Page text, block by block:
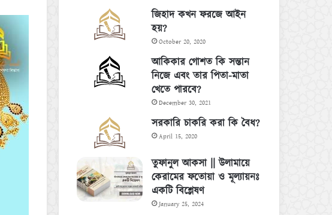
জিহাদ কখন ফরজে আইন
হয়?
October 20, 2020
আকিকার গোশত কি সন্তান
নিজে এবং তার পিতা-মাতা
খেতে পারবে?
December 30, 2021
সরকারি চাকরি করা কি বৈধ?
April 15, 2020
তুফানুল আকসা || উলামায়ে
কেরামের ফতোয়া ও মূল্যায়নঃ
একটি বিশ্লেষণ
January 25, 2024